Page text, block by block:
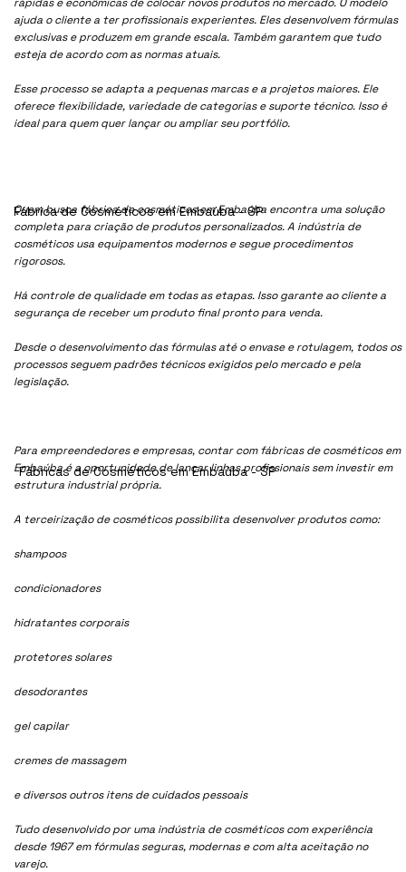
ajuda o cliente a ter profissionais experientes. Eles desenvolvem fórmulas
exclusivas e produzem em grande escala. Também garantem que tudo
esteja de acordo com as normas atuais.
Esse processo se adapta a pequenas marcas e a projetos maiores. Ele
oferece flexibilidade, variedade de categorias e suporte técnico. Isso é
ideal para quem quer lançar ou ampliar seu portfólio.
Quem busca fábrica de cosméticos em Embaúba encontra uma solução
completa para criação de produtos personalizados. A indústria de
cosméticos usa equipamentos modernos e segue procedimentos
rigorosos.
Há controle de qualidade em todas as etapas. Isso garante ao cliente a
segurança de receber um produto final pronto para venda.
Desde o desenvolvimento das fórmulas até o envase e rotulagem, todos os
processos seguem padrões técnicos exigidos pelo mercado e pela
legislação.
Para empreendedores e empresas, contar com fábricas de cosméticos em
Embaúba é a oportunidade de lançar linhas profissionais sem investir em
estrutura industrial própria.
A terceirização de cosméticos possibilita desenvolver produtos como:
shampoos
condicionadores
hidratantes corporais
protetores solares
desodorantes
gel capilar
cremes de massagem
e diversos outros itens de cuidados pessoais
Tudo desenvolvido por uma indústria de cosméticos com experiência
desde 1967 em fórmulas seguras, modernas e com alta aceitação no
varejo.
Fábrica de Cosméticos em Embaúba - SP
Fábricas de Cosméticos em Embaúba - SP